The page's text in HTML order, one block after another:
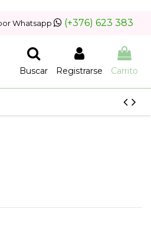
Whatsapp (+376) 623 383
Buscar Registrarse Carrito